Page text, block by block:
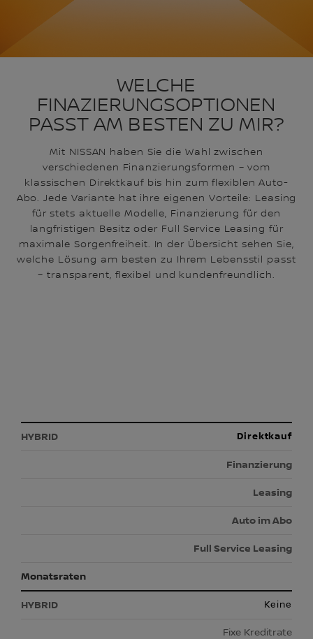
WELCHE
FINAZIERUNGSOPTIONEN
PASST AM BESTEN ZU MIR?
Mit NISSAN haben Sie die Wahl zwischen
verschiedenen Finanzierungsformen – vom
klassischen Direktkauf bis hin zum flexiblen Auto-
Abo. Jede Variante hat ihre eigenen Vorteile: Leasing
für stets aktuelle Modelle, Finanzierung für den
langfristigen Besitz oder Full Service Leasing für
maximale Sorgenfreiheit. In der Übersicht sehen Sie,
welche Lösung am besten zu Ihrem Lebensstil passt
– transparent, flexibel und kundenfreundlich.
Direktkauf
Finanzierung
Leasing
Auto im Abo
Full Service Leasing
Monatsraten
Keine
Fixe Kreditrate